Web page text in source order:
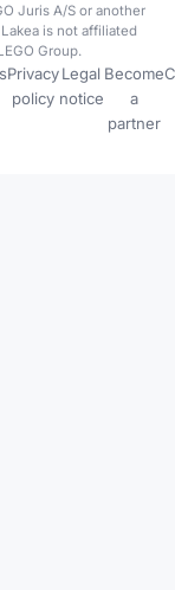
Juris A/S or another
is not affiliated
Group.
Privacy
policy
Legal
notice
Become
a
partner